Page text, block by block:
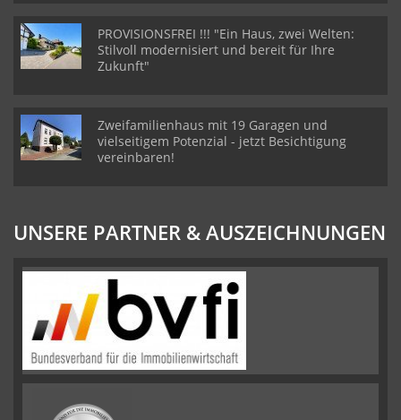
PROVISIONSFREI !!! "Ein Haus, zwei Welten:
Stilvoll modernisiert und bereit für Ihre
Zukunft"
Zweifamilienhaus mit 19 Garagen und
vielseitigem Potenzial - jetzt Besichtigung
vereinbaren!
UNSERE PARTNER & AUSZEICHNUNGEN